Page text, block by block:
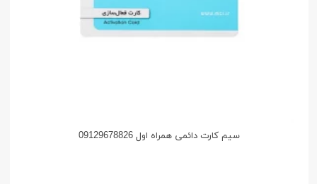
سیم کارت دائمی همراه اول 09129678826